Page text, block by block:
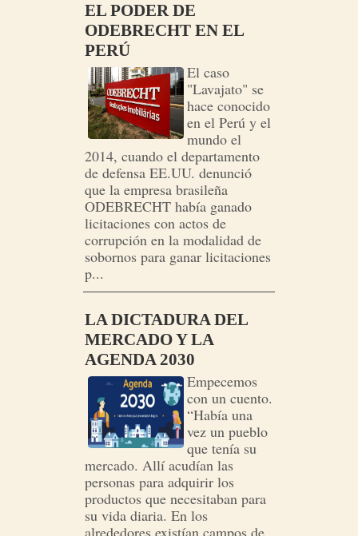
EL PODER DE
ODEBRECHT EN EL
PERÚ
El caso
"Lavajato" se
hace conocido
en el Perú y el
mundo el
2014, cuando el departamento
de defensa EE.UU. denunció
que la empresa brasileña
ODEBRECHT había ganado
licitaciones con actos de
corrupción en la modalidad de
sobornos para ganar licitaciones
p...
LA DICTADURA DEL
MERCADO Y LA
AGENDA 2030
Empecemos
con un cuento.
“Había una
vez un pueblo
que tenía su
mercado. Allí acudían las
personas para adquirir los
productos que necesitaban para
su vida diaria. En los
alrededores existían campos de